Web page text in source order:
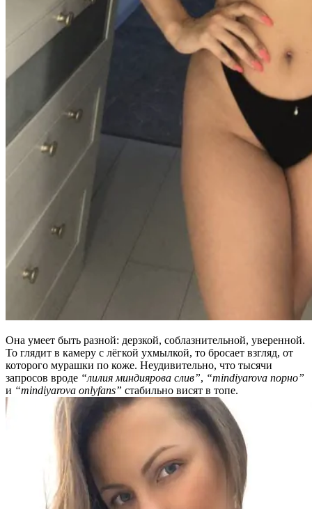
Она умеет быть разной: дерзкой, соблазнительной, уверенной.
То глядит в камеру с лёгкой ухмылкой, то бросает взгляд, от
которого мурашки по коже. Неудивительно, что тысячи
запросов вроде “лилия миндиярова слив”, “mindiyarova порно”
и “mindiyarova onlyfans” стабильно висят в топе.